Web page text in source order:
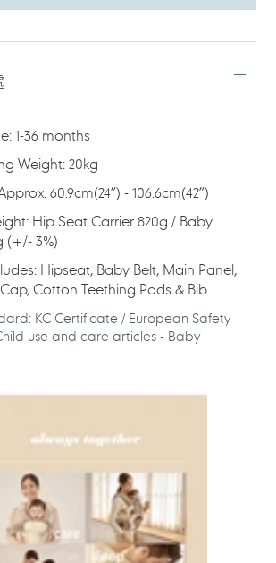
1-36 months
Weight: 20kg
60.9cm(24”) - 106.6cm(42”)
Hip Seat Carrier 820g / Baby
(+/- 3%)
Hipseat, Baby Belt, Main Panel,
Cotton Teething Pads & Bib
KC Certificate / European Safety
use and care articles - Baby